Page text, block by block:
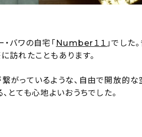
バワの自宅「 Number１１」でした
訪れたこともあります。
がっているような、自由で開放的な
とても心地よいおうちでした。